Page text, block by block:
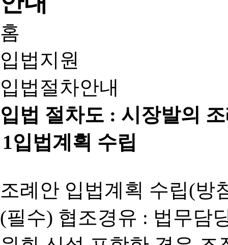
홈
입법지원
입법절차안내
입법 절차도 : 시장발의
1입법계획 수립
조례안 입법계획 수립(방
(필수) 협조경유 : 법무담